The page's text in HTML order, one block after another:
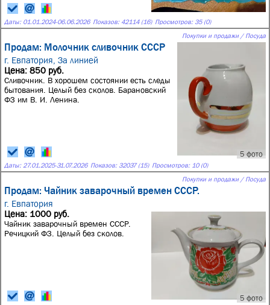
Даты: 01.01.2024-06.06.2026 Показов: 42114 (16) Просмотров: 35 (0)
Покупки и продажи / Посуда
Продам: Молочник сливочник СССР
г. Евпатория, За линией
5 фото
Цена: 850 руб.
Сливочник. В хорошем состоянии есть следы
бытования. Целый без сколов. Барановский
ФЗ им В. И. Ленина.
Даты: 27.01.2025-31.07.2026 Показов: 32037 (15) Просмотров: 10 (0)
Покупки и продажи / Посуда
Продам: Чайник заварочный времен СССР.
г. Евпатория
5 фото
Цена: 1000 руб.
Чайник заварочный времен СССР.
Речицкий ФЗ. Целый без сколов.